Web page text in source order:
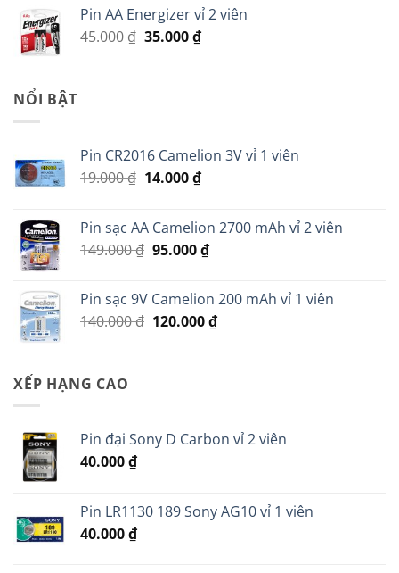
70.000 ₫.là:
60.000 ₫.
Pin AA Energizer vỉ 2 viên
45.000₫ Giá
35.000₫Giá
NỔI BẬT
Pin CR2016 Camelion 3V vỉ 1 viên
19.000₫ Giá
19.000 ₫.
14.000₫Giá
là:
14.000 ₫.
Pin sạc AA Camelion 2700 mAh vỉ 2 viên
149.000₫ Giá
149.000 ₫.
95.000₫Giá
là:
95.000 ₫.
Pin sạc 9V Camelion 200 mAh vỉ 1 viên
140.000₫ Giá
120.000₫Giá
XẾP HẠNG CAO
Pin đại Sony D Carbon vỉ 2 viên
40.000₫
Pin LR1130 189 Sony AG10 vỉ 1 viên
40.000₫